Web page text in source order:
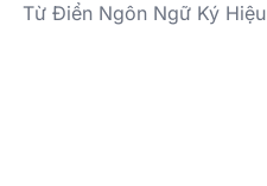
Từ Điển Ngôn Ngữ Ký Hiệu